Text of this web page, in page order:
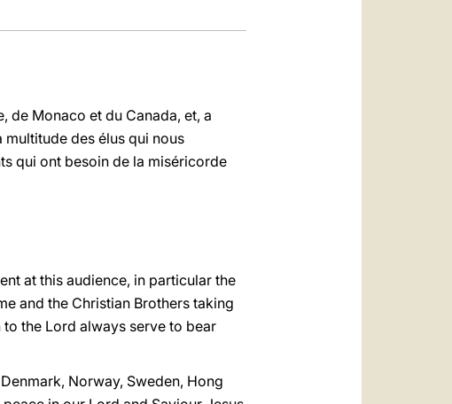
de Monaco et du Canada, et, a
des élus qui nous
qui ont besoin de la miséricorde
at this audience, in particular the
and the Christian Brothers taking
the Lord always serve to bear
Norway, Sweden, Hong